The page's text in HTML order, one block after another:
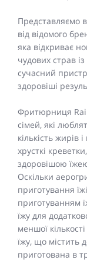
Представляємо
від відомого
яка відкриває
чудових страв
сучасний
здоровіші
Фритюрниця
сімей, які
кількість жирів
хрусткі
здоровішою
Оскільки
приготування
приготуванням
їжу для
меншої
їжу, що містить
приготована в